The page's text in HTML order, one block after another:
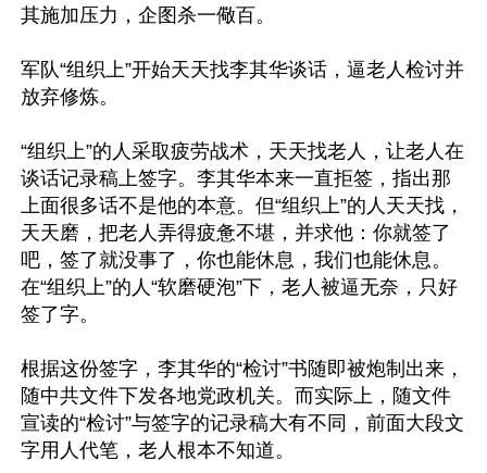
其施加压力，企图杀一儆百。
军队“组织上”开始天天找李其华谈话，逼老人检讨并
放弃修炼。
“组织上”的人采取疲劳战术，天天找老人，让老人在
谈话记录稿上签字。李其华本来一直拒签，指出那
上面很多话不是他的本意。但“组织上”的人天天找，
天天磨，把老人弄得疲惫不堪，并求他：你就签了
吧，签了就没事了，你也能休息，我们也能休息。
在“组织上”的人“软磨硬泡”下，老人被逼无奈，只好
签了字。
根据这份签字，李其华的“检讨”书随即被炮制出来，
随中共文件下发各地党政机关。而实际上，随文件
宣读的“检讨”与签字的记录稿大有不同，前面大段文
字用人代笔，老人根本不知道。